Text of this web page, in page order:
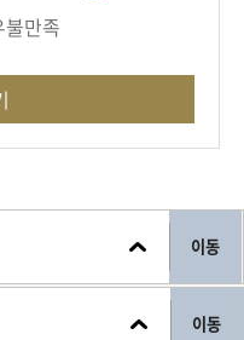
불만족
이동
이동